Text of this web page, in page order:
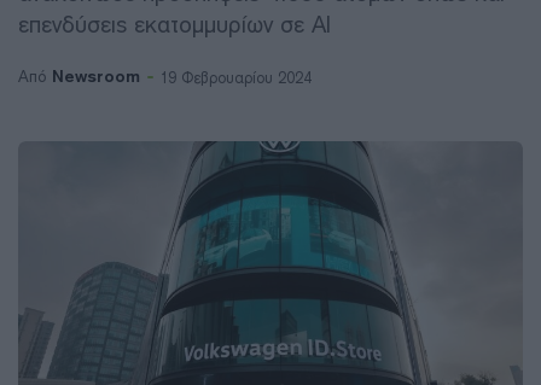
επενδύσεις εκατομμυρίων σε ΑΙ
Από Newsroom 19 Φεβρουαρίου 2024